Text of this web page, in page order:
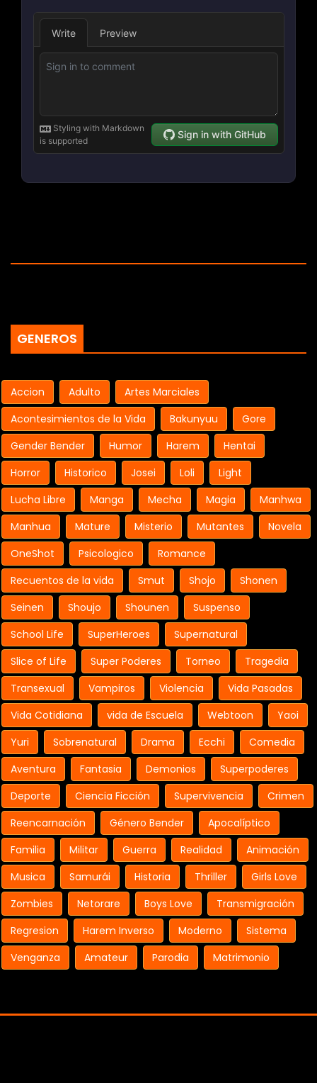
GENEROS
Accion Adulto
Artes Marciales
Acontesimientos de la Vida
Bakunyuu
Gore
Gender Bender
Humor Harem
Hentai
Horror
Historico Josei Loli
Light
Lucha Libre
Manga Mecha Magia
Manhwa
Manhua
Mature Misterio Mutantes
Novela
OneShot
Psicologico
Romance
Recuentos de la vida
Smut Shojo
Shonen
Seinen
Shoujo Shounen
Suspenso
School Life
SuperHeroes
Supernatural
Slice of Life
Super Poderes Torneo
Tragedia
Transexual
Vampiros Violencia
Vida Pasadas
Vida Cotidiana
vida de Escuela Webtoon
Yaoi
Yuri
Sobrenatural Drama Ecchi
Comedia
Aventura
Fantasia Demonios
Superpoderes
Deporte
Ciencia Ficción Supervivencia
Crimen
Reencarnación
Género Bender
Apocalíptico
Familia
Militar Guerra Realidad
Animación
Musica
Samurái Historia Thriller
Girls Love
Zombies
Netorare Boys Love
Transmigración
Regresion
Harem Inverso Moderno
Sistema
Venganza
Amateur Parodia Matrimonio